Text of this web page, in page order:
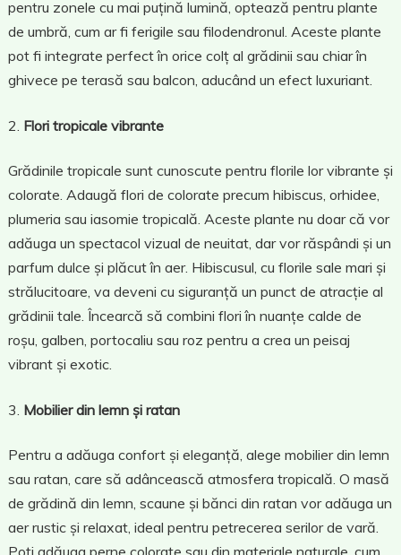
pentru zonele cu mai puțină lumină, optează pentru plante
de umbră, cum ar fi ferigile sau filodendronul. Aceste plante
pot fi integrate perfect în orice colț al grădinii sau chiar în
ghivece pe terasă sau balcon, aducând un efect luxuriant.
Flori tropicale vibrante
Grădinile tropicale sunt cunoscute pentru florile lor vibrante și
colorate. Adaugă flori de colorate precum hibiscus, orhidee,
plumeria sau iasomie tropicală. Aceste plante nu doar că vor
adăuga un spectacol vizual de neuitat, dar vor răspândi și un
parfum dulce și plăcut în aer. Hibiscusul, cu florile sale mari și
strălucitoare, va deveni cu siguranță un punct de atracție al
grădinii tale. Încearcă să combini flori în nuanțe calde de
roșu, galben, portocaliu sau roz pentru a crea un peisaj
vibrant și exotic.
Mobilier din lemn și ratan
Pentru a adăuga confort și eleganță, alege mobilier din lemn
sau ratan, care să adâncească atmosfera tropicală. O masă
de grădină din lemn, scaune și bănci din ratan vor adăuga un
aer rustic și relaxat, ideal pentru petrecerea serilor de vară.
Poți adăuga perne colorate sau din materiale naturale, cum